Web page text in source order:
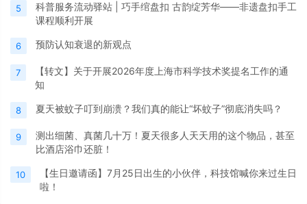
5
科普服务流动驿站 | 巧手绾盘扣 古韵绽芳华——非遗盘扣手工
课程顺利开展
6 预防认知衰退的新观点
7
【转文】关于开展2026年度上海市科学技术奖提名工作的通
知
8 夏天被蚊子叮到崩溃？我们真的能让“坏蚊子”彻底消失吗？
9
测出细菌、真菌几十万！夏天很多人天天用的这个物品，甚至
比酒店浴巾还脏！
10
【生日邀请函】7月25日出生的小伙伴，科技馆喊你来过生日
啦！